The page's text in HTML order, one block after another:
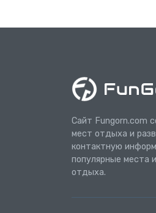
Сайт Fungorn.com
мест отдыха и
контактную
популярные места
отдыха.